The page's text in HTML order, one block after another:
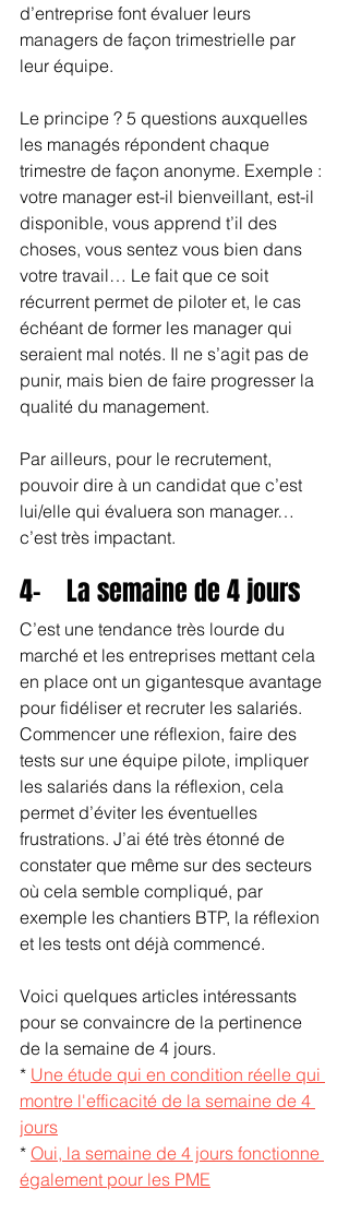
d’entreprise font évaluer leurs
managers de façon trimestrielle par
leur équipe.
Le principe ? 5 questions auxquelles
les managés répondent chaque
trimestre de façon anonyme. Exemple :
votre manager est-il bienveillant, est-il
disponible, vous apprend t’il des
choses, vous sentez vous bien dans
votre travail… Le fait que ce soit
récurrent permet de piloter et, le cas
échéant de former les manager qui
seraient mal notés. Il ne s’agit pas de
punir, mais bien de faire progresser la
qualité du management.
Par ailleurs, pour le recrutement,
pouvoir dire à un candidat que c’est
lui/elle qui évaluera son manager…
c’est très impactant.
4-    La semaine de 4 jours
C’est une tendance très lourde du
marché et les entreprises mettant cela
en place ont un gigantesque avantage
pour fidéliser et recruter les salariés.
Commencer une réflexion, faire des
tests sur une équipe pilote, impliquer
les salariés dans la réflexion, cela
permet d’éviter les éventuelles
frustrations. J’ai été très étonné de
constater que même sur des secteurs
où cela semble compliqué, par
exemple les chantiers BTP, la réflexion
et les tests ont déjà commencé.
Voici quelques articles intéressants
pour se convaincre de la pertinence
de la semaine de 4 jours.
* Une étude qui en condition réelle qui
montre l'efficacité de la semaine de 4
jours
* Oui, la semaine de 4 jours fonctionne
également pour les PME